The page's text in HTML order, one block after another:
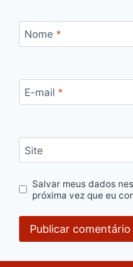
Nome *
E-mail *
Site
Salvar meus dados
próxima vez que eu